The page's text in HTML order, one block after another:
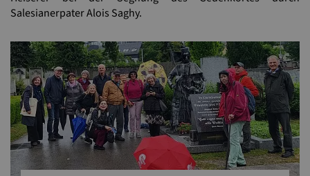
Salesianerpater Alois Saghy.